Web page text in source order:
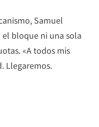
Samuel
el bloque ni una sola
«A todos mis
Llegaremos.